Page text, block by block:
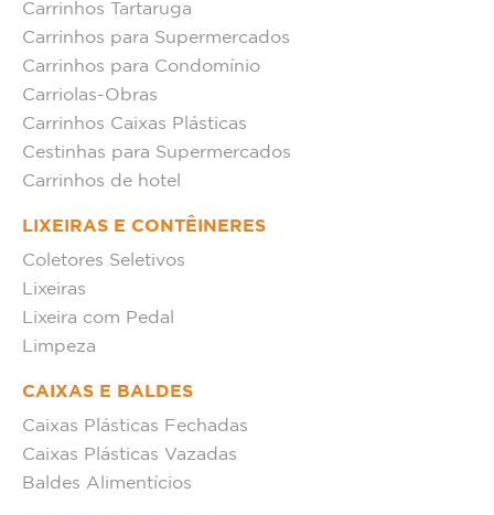
Carrinhos Tartaruga
Carrinhos para Supermercados
Carrinhos para Condomínio
Carriolas-Obras
Carrinhos Caixas Plásticas
Cestinhas para Supermercados
Carrinhos de hotel
LIXEIRAS E CONTÊINERES
Coletores Seletivos
Lixeiras
Lixeira com Pedal
Limpeza
CAIXAS E BALDES
Caixas Plásticas Fechadas
Caixas Plásticas Vazadas
Baldes Alimentícios